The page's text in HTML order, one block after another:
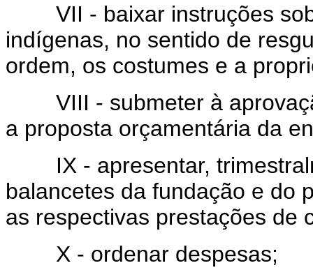
VII - baixar instruções
indígenas, no sentido de
ordem, os costumes e a
VIII - submeter à
a proposta orçamentária da
IX - apresentar,
balancetes da fundação e do
as respectivas prestações de
X - ordenar despesas;